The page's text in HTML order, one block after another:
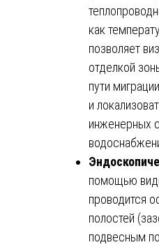
как
позволяет
отделкой
пути
и
инженерных
помощью
проводится
полостей
подвесным